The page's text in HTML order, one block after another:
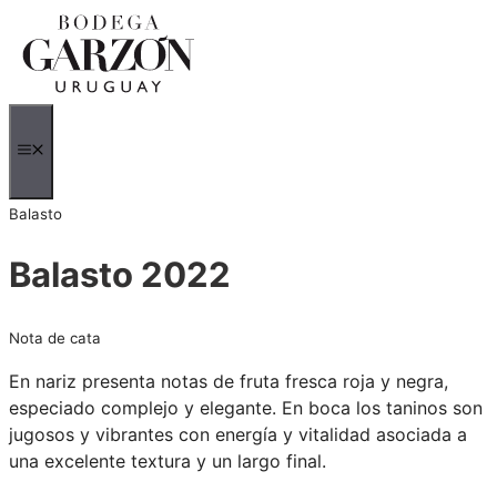
contenido
Balasto
Balasto 2022
Nota de cata
En nariz presenta notas de fruta fresca roja y negra,
especiado complejo y elegante. En boca los taninos son
jugosos y vibrantes con energía y vitalidad asociada a
una excelente textura y un largo final.